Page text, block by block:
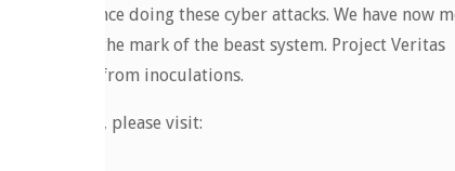
the Alliance doing these cyber attacks. We have now
is apart of the mark of the beast system. Project Veritas
baby from inoculations.
area, please visit: